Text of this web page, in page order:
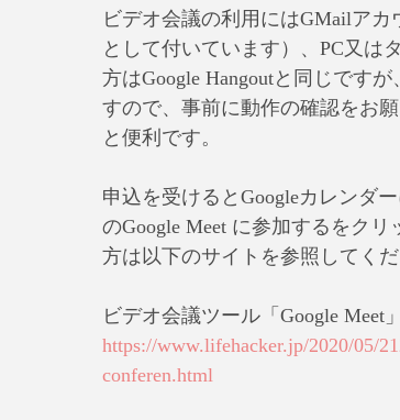
ビデオ会議の利用にはGMailア
として付いています）、PC又は
方はGoogle Hangoutと同じです
すので、事前に動作の確認をお
と便利です。
申込を受けるとGoogleカレンダ
のGoogle Meet に参加するをク
方は以下のサイトを参照してくだ
ビデオ会議ツール「Google Meet
https://www.lifehacker.jp/2020/05/
conferen.html